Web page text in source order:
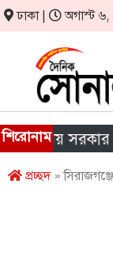
ঢাকা | অগাস্ট ৬,
শিরোনামসরকার
প্রচ্ছদ»